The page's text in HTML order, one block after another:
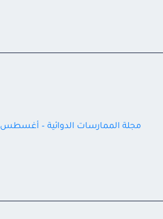
مجلة الممارسات الدوائية – أغسطس 2023